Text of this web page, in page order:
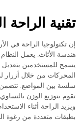
تقنية الراحة
إن تكنولوجيا الراحة في
هندسة الأثاث. يعمل
يسمح للمستخدمين
المحركات من خلال أزرار
سلسة بين المواضع.
تقوم بتوزيع الوزن
ويزيد الراحة أثناء
بطبقات متعددة من رغوة